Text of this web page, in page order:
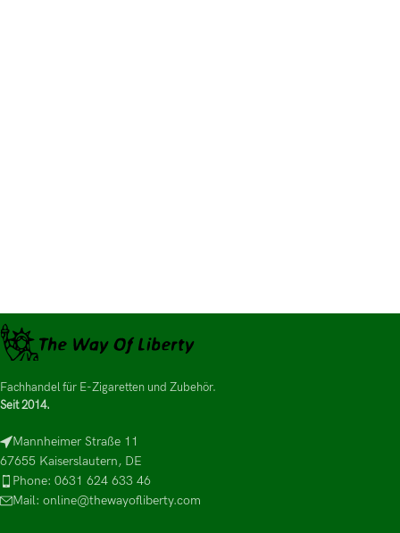
Fachhandel für E-Zigaretten und Zubehör.
Seit 2014.
Mannheimer Straße 11
67655 Kaiserslautern, DE
Phone: 0631 624 633 46
Mail: online@thewayofliberty.com